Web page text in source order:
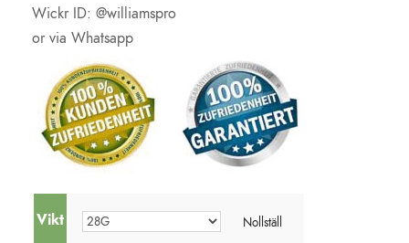
Wickr ID: @williamspro
or via Whatsapp
Vikt Nollställ